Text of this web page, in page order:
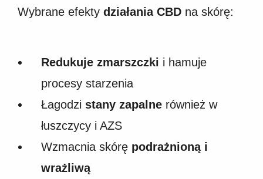
Wybrane efekty działania CBD na skórę:
Redukuje zmarszczki i hamuje
procesy starzenia
Łagodzi stany zapalne również w
łuszczycy i AZS
Wzmacnia skórę podrażnioną i
wrażliwą